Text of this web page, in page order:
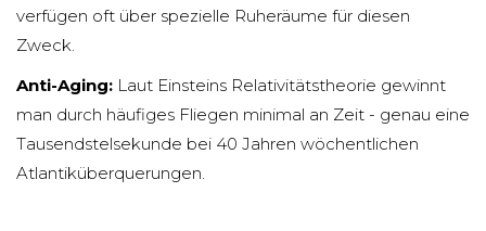
verfügen oft über spezielle Ruheräume für diesen
Zweck.
Anti-Aging: Laut Einsteins Relativitätstheorie gewinnt
man durch häufiges Fliegen minimal an Zeit - genau eine
Tausendstelsekunde bei 40 Jahren wöchentlichen
Atlantiküberquerungen.